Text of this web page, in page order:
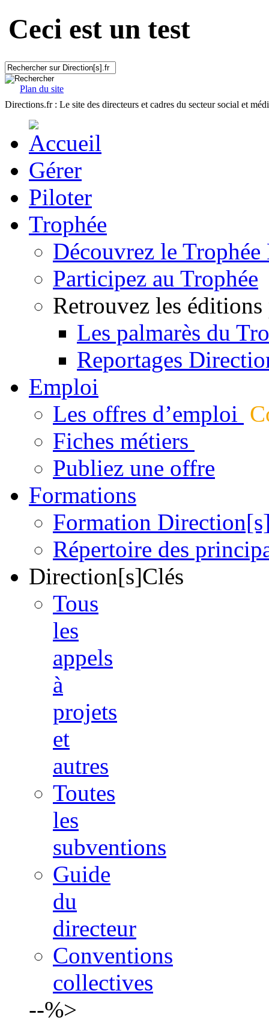
Ceci est un test
Plan du site
Directions.fr : Le site des directeurs et cadres du secteur social et
Gérer
Piloter
Trophée
Découvrez le
Participez au Trophée
Retrouvez les éditions
Les palmarès du
Reportages
Emploi
Les offres d’emploi
Fiches métiers
Publiez une offre
Formations
Formation
Répertoire des
Direction[s]Clés
Tous
les
appels
à
projets
et
autres
Toutes
les
subventions
Guide
du
directeur
Conventions
collectives
--%>